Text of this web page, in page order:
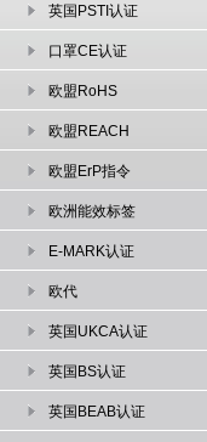
英国PSTI认证
口罩CE认证
欧盟RoHS
欧盟REACH
欧盟ErP指令
欧洲能效标签
E-MARK认证
欧代
英国UKCA认证
英国BS认证
英国BEAB认证